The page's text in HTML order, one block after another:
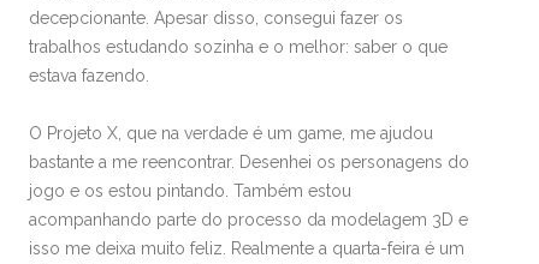
decepcionante. Apesar disso, consegui fazer os
trabalhos estudando sozinha e o melhor: saber o que
estava fazendo.
O Projeto X, que na verdade é um game, me ajudou
bastante a me reencontrar. Desenhei os personagens do
jogo e os estou pintando. Também estou
acompanhando parte do processo da modelagem 3D e
isso me deixa muito feliz. Realmente a quarta-feira é um